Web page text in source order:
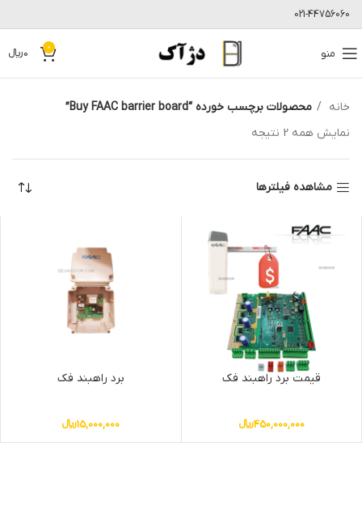
021-44756060
منو 0
0﷼
خانه
محصولات برچسب خورده “Buy FAAC barrier board”
نمایش همه 2 نتیجه
مشاهده فیلترها
قیمت برد راهبند فک
450,000,000﷼
برد راهبند فک
15,000,000﷼